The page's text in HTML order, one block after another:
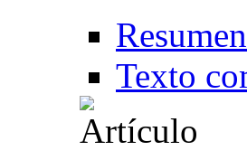
Resumen
Texto